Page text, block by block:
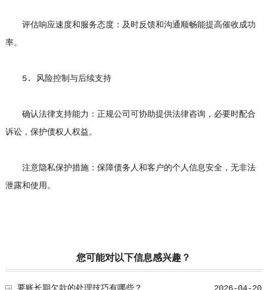
评估响应速度和服务态度：及时反馈和沟通顺畅能提高催收成功
率。
5. 风险控制与后续支持
确认法律支持能力：正规公司可协助提供法律咨询，必要时配合
诉讼，保护债权人权益。
注意隐私保护措施：保障债务人和客户的个人信息安全，无非法
泄露和使用。
您可能对以下信息感兴趣？